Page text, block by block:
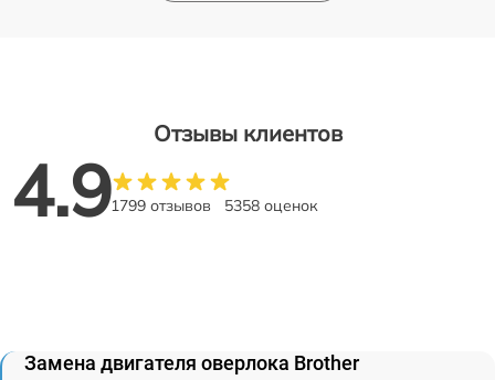
Отзывы клиентов
4.91799 отзывов 5358 оценок
Замена двигателя оверлока Brother